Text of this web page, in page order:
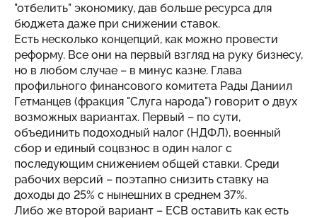
"отбелить" экономику, дав больше ресурса для
бюджета даже при снижении ставок.
Есть несколько концепций, как можно провести
реформу. Все они на первый взгляд на руку бизнесу,
но в любом случае – в минус казне. Глава
профильного финансового комитета Рады Даниил
Гетманцев (фракция "Слуга народа") говорит о двух
возможных вариантах. Первый – по сути,
объединить подоходный налог (НДФЛ), военный
сбор и единый соцвзнос в один налог с
последующим снижением общей ставки. Среди
рабочих версий – поэтапно снизить ставку на
доходы до 25% с нынешних в среднем 37%.
Либо же второй вариант – ЕСВ оставить как есть